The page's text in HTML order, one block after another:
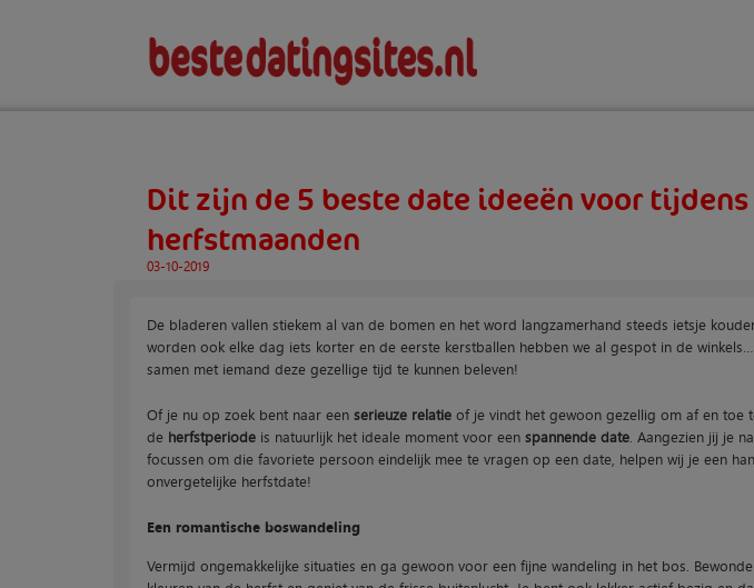
Dit zijn de 5 beste date ideeën voor tijdens
herfstmaanden
03-10-2019
De bladeren vallen stiekem al van de bomen en het word langzamerhand steeds ietsje
worden ook elke dag iets korter en de eerste kerstballen hebben we al gespot in de
samen met iemand deze gezellige tijd te kunnen beleven!
Of je nu op zoek bent naar een serieuze relatie of je vindt het gewoon gezellig om af en toe
de herfstperiode is natuurlijk het ideale moment voor een spannende date . Aangezien jij je
focussen om die favoriete persoon eindelijk mee te vragen op een date, helpen wij je een
onvergetelijke herfstdate!
Een romantische boswandeling
Vermijd ongemakkelijke situaties en ga gewoon voor een fijne wandeling in het bos.